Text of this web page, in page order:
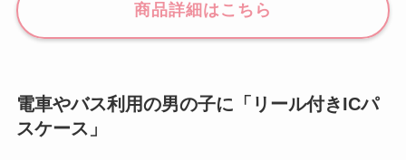
商品詳細はこちら
電車やバス利用の男の子に「リール付きICパ
スケース」